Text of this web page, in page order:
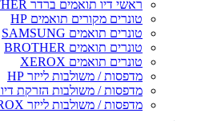
ראשי דיו תואמים ברדר BROTHER
טונרים מקורים תואמים HP
טונרים תואמים SAMSUNG
טונרים תואמים BROTHER
טונרים תואמים XEROX
מדפסות / משולבות לייזר HP
מדפסות / משולבות הזרקת דיו HP
מדפסות / משולבות לייזר XEROX